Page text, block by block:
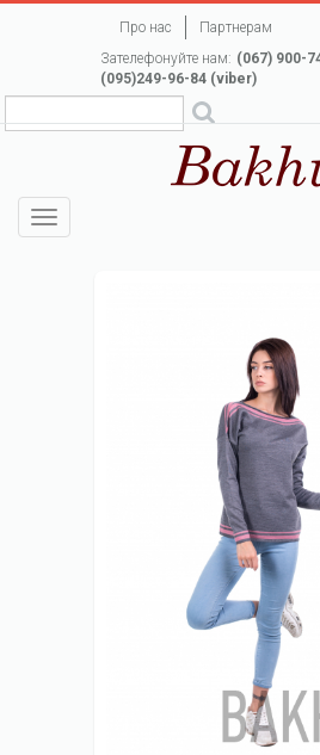
Про нас
Партнерам
Зателефонуйте нам: (067) 900-
(095)249-96-84 (viber)
Toggle
navigation